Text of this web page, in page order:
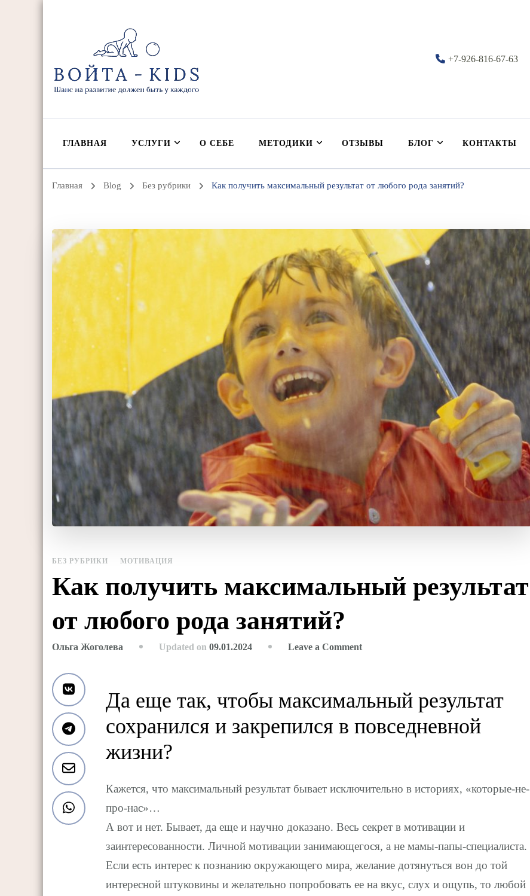
ВОЙТА-KIDS
+7-926-816-67-63
ГЛАВНАЯ УСЛУГИ О СЕБЕ МЕТОДИКИ ОТЗЫВЫ БЛОГ КОНТАКТЫ
Главная Blog Без рубрики Как получить максимальный результат от любого рода занятий?
БЕЗ РУБРИКИ МОТИВАЦИЯ
Как получить максимальный результат
от любого рода занятий?
Ольга Жоголева Updated on 09.01.2024 Leave a Commenton
максимальный
результат
от
Да еще так, чтобы максимальный результат
сохранился и закрепился в повседневной
жизни?
Кажется, что максимальный результат бывает исключительно в историях, «которые-не-
про-нас»…
А вот и нет. Бывает, да еще и научно доказано. Весь секрет в мотивации и
заинтересованности. Личной мотивации занимающегося, а не мамы-папы-специалиста.
Если есть интерес к познанию окружающего мира, желание дотянуться вон до той
интересной штуковины и желательно попробовать ее на вкус, слух и ощупь, то любой